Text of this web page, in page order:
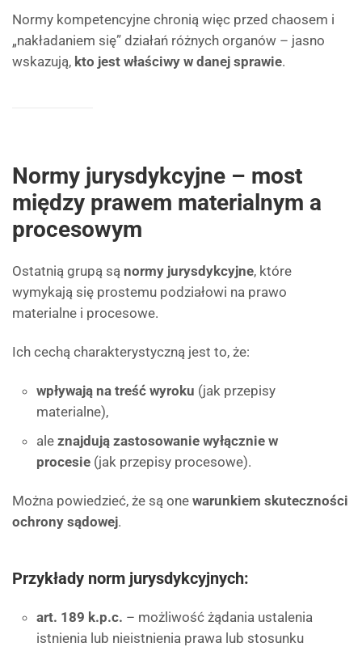
Normy kompetencyjne chronią więc przed chaosem i
„nakładaniem się” działań różnych organów – jasno
wskazują, kto jest właściwy w danej sprawie.
Normy jurysdykcyjne – most
między prawem materialnym a
procesowym
Ostatnią grupą są normy jurysdykcyjne, które
wymykają się prostemu podziałowi na prawo
materialne i procesowe.
Ich cechą charakterystyczną jest to, że:
wpływają na treść wyroku (jak przepisy
materialne),
ale znajdują zastosowanie wyłącznie w
procesie (jak przepisy procesowe).
Można powiedzieć, że są one warunkiem skuteczności
ochrony sądowej.
Przykłady norm jurysdykcyjnych:
art. 189 k.p.c. – możliwość żądania ustalenia
istnienia lub nieistnienia prawa lub stosunku